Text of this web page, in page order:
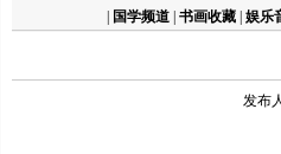
国学频道 书画收藏 娱乐
发布